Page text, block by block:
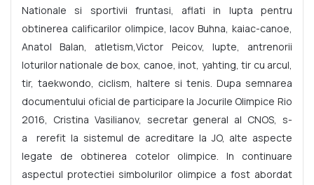
Nationale si sportivii fruntasi, aflati in lupta pentru
obtinerea calificarilor olimpice, Iacov Buhna, kaiac-canoe,
Anatol Balan, atletism,Victor Peicov, lupte, antrenorii
loturilor nationale de box, canoe, inot, yahting, tir cu arcul,
tir, taekwondo, ciclism, haltere si tenis. Dupa semnarea
documentului oficial de participare la Jocurile Olimpice Rio
2016, Cristina Vasilianov, secretar general al CNOS, s-
a rerefit la sistemul de acreditare la JO, alte aspecte
legate de obtinerea cotelor olimpice. In continuare
aspectul protectiei simbolurilor olimpice a fost abordat